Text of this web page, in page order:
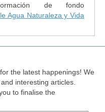
de fondo
Agua Naturaleza y Vida
the latest happenings! We
interesting articles.
to finalise the